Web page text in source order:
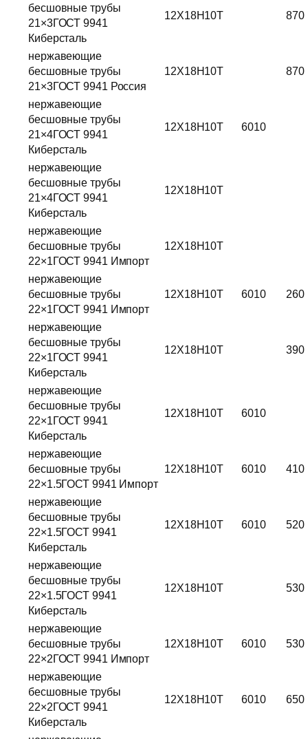
бесшовные трубы
21×3ГОСТ 9941
Киберсталь
12Х18Н10Т 870
нержавеющие
бесшовные трубы
21×3ГОСТ 9941 Россия
12Х18Н10Т 870
нержавеющие
бесшовные трубы
21×4ГОСТ 9941
Киберсталь
12Х18Н10Т 6010
нержавеющие
бесшовные трубы
21×4ГОСТ 9941
Киберсталь
12Х18Н10Т
нержавеющие
бесшовные трубы
22×1ГОСТ 9941 Импорт
12Х18Н10Т
нержавеющие
бесшовные трубы
22×1ГОСТ 9941 Импорт
12Х18Н10Т 6010 260
нержавеющие
бесшовные трубы
22×1ГОСТ 9941
Киберсталь
12Х18Н10Т 390
нержавеющие
бесшовные трубы
22×1ГОСТ 9941
Киберсталь
12Х18Н10Т 6010
нержавеющие
бесшовные трубы
22×1.5ГОСТ 9941 Импорт
12Х18Н10Т 6010 410
нержавеющие
бесшовные трубы
22×1.5ГОСТ 9941
Киберсталь
12Х18Н10Т 6010 520
нержавеющие
бесшовные трубы
22×1.5ГОСТ 9941
Киберсталь
12Х18Н10Т 530
нержавеющие
бесшовные трубы
22×2ГОСТ 9941 Импорт
12Х18Н10Т 6010 530
нержавеющие
бесшовные трубы
22×2ГОСТ 9941
Киберсталь
12Х18Н10Т 6010 650